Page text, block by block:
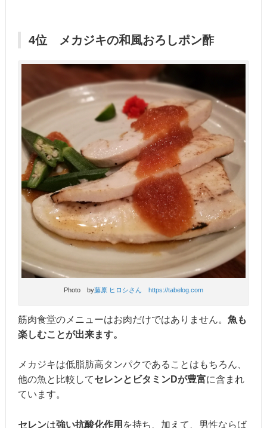
4位 メカジキの和風おろしポン酢
Photo by藤原 ヒロシさん https://tabelog.com
筋肉食堂のメニューはお肉だけではありません。 魚も
楽しむことが出来ます。
メカジキは低脂肪高タンパクであることはもちろん、
他の魚と比較してセレンとビタミンDが豊富に含まれ
ています。
セレンは強い抗酸化作用 を持ち、加えて、男性ならば